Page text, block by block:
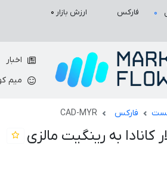
۰
فارکس
ارزش بازار ۰
اخبار
میم
فارکس CAD-MYR
کانادا به رینگیت مالزی